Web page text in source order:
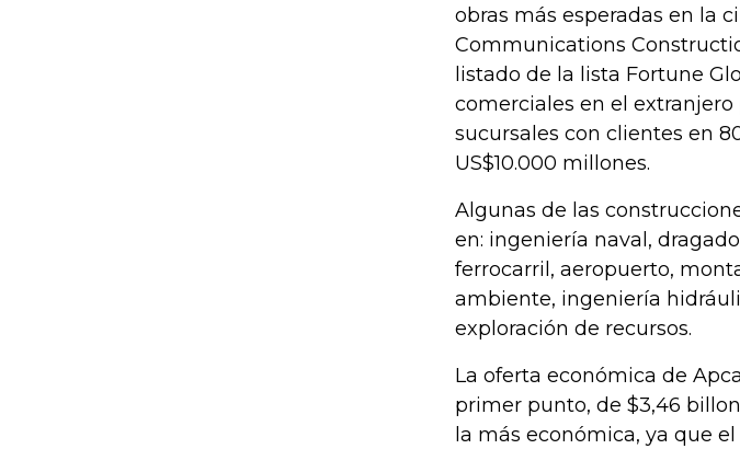
obras más esperadas en la
Communications
listado de la lista Fortune
comerciales en el
sucursales con clientes en
US$10.000 millones.
Algunas de las
en: ingeniería naval,
ferrocarril, aeropuerto,
ambiente, ingeniería
exploración de recursos.
La oferta económica de
primer punto, de $3,46
la más económica, ya que